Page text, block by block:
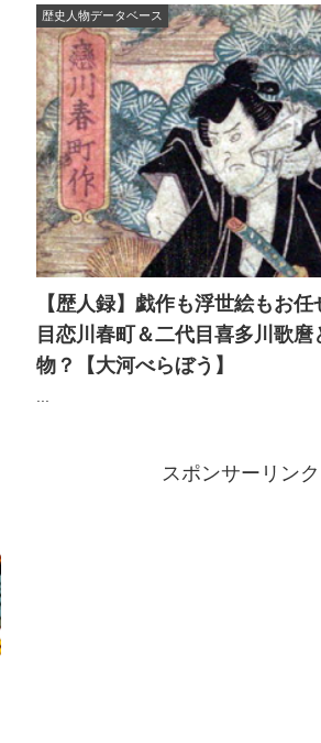
歴史人物データベース
【歴人録】戯作も浮世絵もお
目恋川春町＆二代目喜多川歌麿
物？【大河べらぼう】
スポンサーリンク